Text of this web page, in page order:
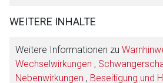
WEITERE INHALTE
Weitere Informationen zu
Wechselwirkungen ,
Nebenwirkungen , Beseitigung und